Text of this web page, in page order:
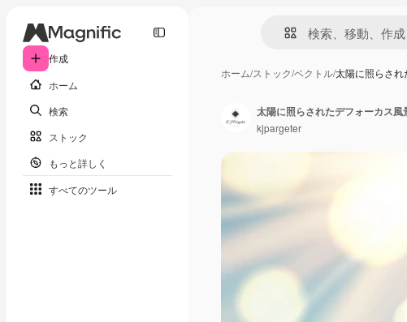
作成
ホーム
検索
ストック
もっと詳しく
すべてのツール
ホーム/ストック/ベクトル/太陽に照らさ
太陽に照らされたデフォーカス
kjpargeter